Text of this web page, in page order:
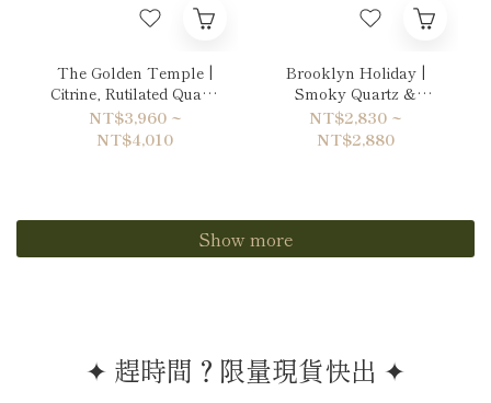
The Golden Temple |
Citrine, Rutilated Quartz
& Hematite Bracelet
NT$3,960 ~
NT$4,010
Brooklyn Holiday |
Smoky Quartz &
Labradorite Bracelet
NT$2,830 ~
NT$2,880
Show more
✦ 趕時間？限量現貨快出 ✦